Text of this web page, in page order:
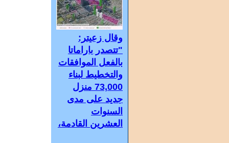
وقال زعيتر:
"تتصدر باراماتا
بالفعل الموافقات
والتخطيط لبناء
73,000 منزل
جديد على مدى
السنوات
العشرين القادمة،